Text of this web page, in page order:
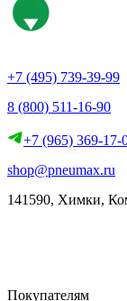
+7 (495) 739-39-99
8 (800) 511-16-90
+7 (965) 369-17-
shop@pneumax.ru
141590, Химки,
Покупателям